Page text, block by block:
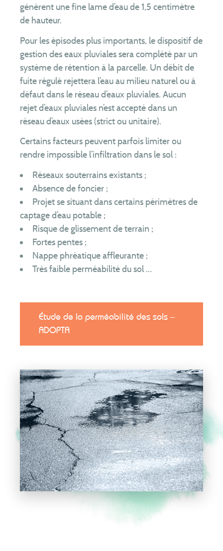
génèrent une fine lame d’eau de 1,5 centimètre
de hauteur.
Pour les épisodes plus importants, le dispositif de
gestion des eaux pluviales sera complété par un
système de rétention à la parcelle. Un débit de
fuite régulé rejettera l’eau au milieu naturel ou à
défaut dans le réseau d’eaux pluviales. Aucun
rejet d’eaux pluviales n’est accepté dans un
réseau d’eaux usées (strict ou unitaire).
Certains facteurs peuvent parfois limiter ou
rendre impossible l’infiltration dans le sol :
Réseaux souterrains existants ;
Absence de foncier ;
Projet se situant dans certains périmètres de
captage d’eau potable ;
Risque de glissement de terrain ;
Fortes pentes ;
Nappe phréatique affleurante ;
Très faible perméabilité du sol …
Étude de la perméabilité des sols –
ADOPTA